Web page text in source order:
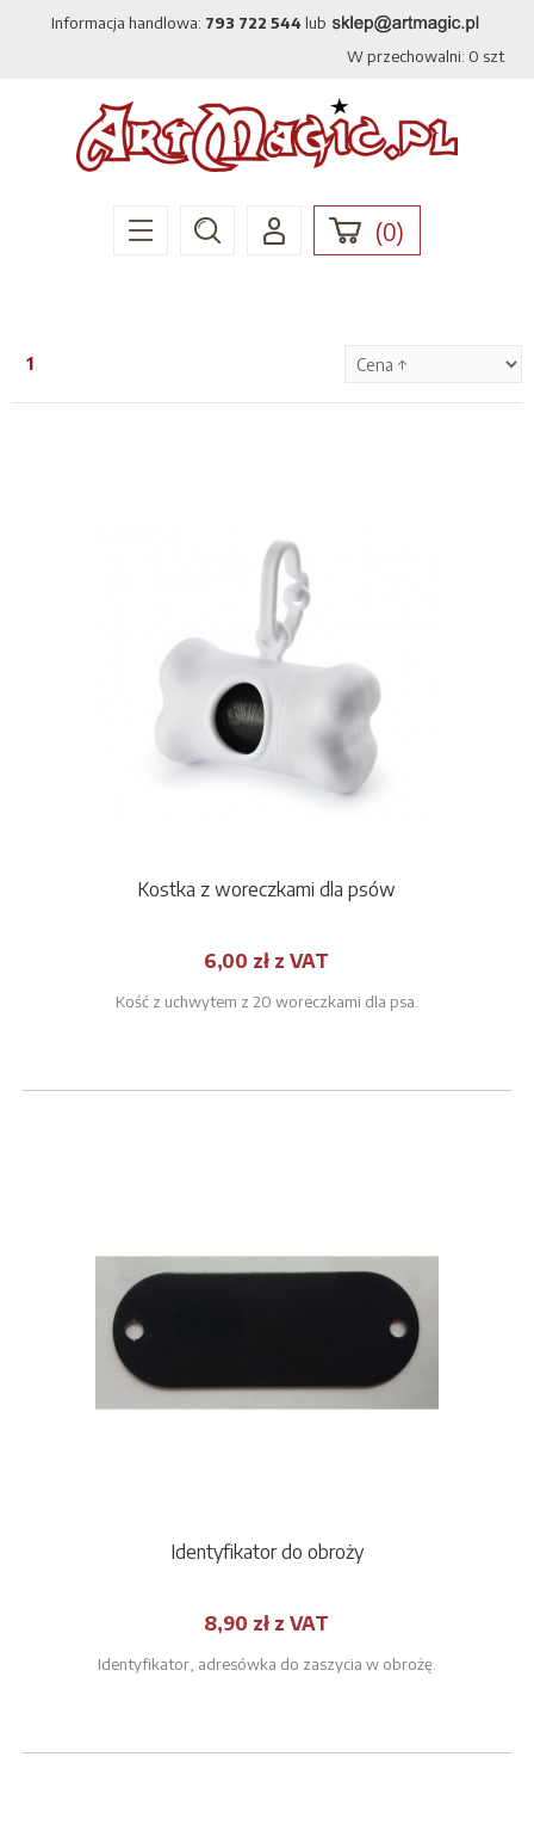
Informacja handlowa: 793 722 544 lub
W przechowalni: 0 szt
(0)
1
Kostka z woreczkami dla psów
6,00 zł z VAT
Kość z uchwytem z 20 woreczkami dla psa.
Identyfikator do obroży
8,90 zł z VAT
Identyfikator, adresówka do zaszycia w obrożę.